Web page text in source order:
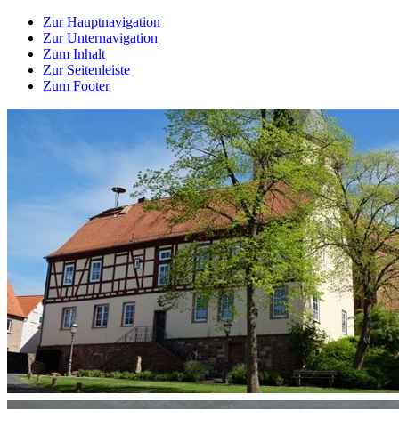
Zur Hauptnavigation
Zur Unternavigation
Zum Inhalt
Zur Seitenleiste
Zum Footer